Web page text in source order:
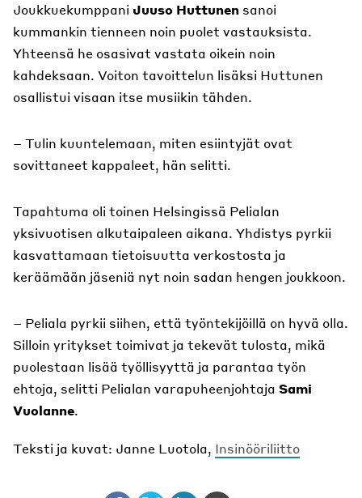
Joukkuekumppani Juuso Huttunen sanoi
kummankin tienneen noin puolet vastauksista.
Yhteensä he osasivat vastata oikein noin
kahdeksaan. Voiton tavoittelun lisäksi Huttunen
osallistui visaan itse musiikin tähden.
– Tulin kuuntelemaan, miten esiintyjät ovat
sovittaneet kappaleet, hän selitti.
Tapahtuma oli toinen Helsingissä Pelialan
yksivuotisen alkutaipaleen aikana. Yhdistys pyrkii
kasvattamaan tietoisuutta verkostosta ja
keräämään jäseniä nyt noin sadan hengen joukkoon.
– Peliala pyrkii siihen, että työntekijöillä on hyvä olla.
Silloin yritykset toimivat ja tekevät tulosta, mikä
puolestaan lisää työllisyyttä ja parantaa työn
ehtoja, selitti Pelialan varapuheenjohtaja Sami
Vuolanne.
Teksti ja kuvat: Janne Luotola, Insinööriliitto